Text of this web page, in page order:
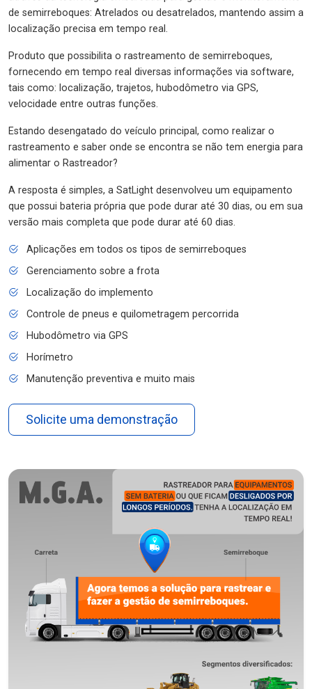
de semirreboques: Atrelados ou desatrelados, mantendo assim a
localização precisa em tempo real.
Produto que possibilita o rastreamento de semirreboques,
fornecendo em tempo real diversas informações via software,
tais como: localização, trajetos, hubodômetro via GPS,
velocidade entre outras funções.
Estando desengatado do veículo principal, como realizar o
rastreamento e saber onde se encontra se não tem energia para
alimentar o Rastreador?
A resposta é simples, a SatLight desenvolveu um equipamento
que possui bateria própria que pode durar até 30 dias, ou em sua
versão mais completa que pode durar até 60 dias.
Aplicações em todos os tipos de semirreboques
Gerenciamento sobre a frota
Localização do implemento
Controle de pneus e quilometragem percorrida
Hubodômetro via GPS
Horímetro
Manutenção preventiva e muito mais
Solicite uma demonstração